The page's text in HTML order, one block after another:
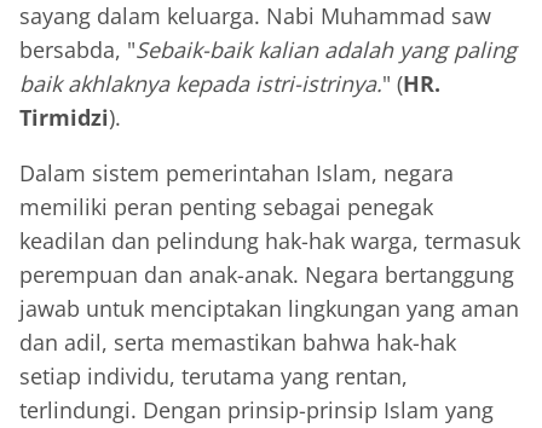
sayang dalam keluarga. Nabi Muhammad saw
bersabda, "Sebaik-baik kalian adalah yang paling
baik akhlaknya kepada istri-istrinya." (HR.
Tirmidzi).
Dalam sistem pemerintahan Islam, negara
memiliki peran penting sebagai penegak
keadilan dan pelindung hak-hak warga, termasuk
perempuan dan anak-anak. Negara bertanggung
jawab untuk menciptakan lingkungan yang aman
dan adil, serta memastikan bahwa hak-hak
setiap individu, terutama yang rentan,
terlindungi. Dengan prinsip-prinsip Islam yang